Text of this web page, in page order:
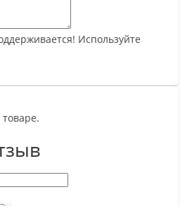
Используйте